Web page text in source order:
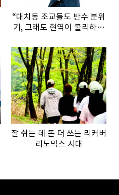
“대치동 조교들도 반수 분위
기, 그래도 현역이 불리하지
잘 쉬는 데 돈 더 쓰는 리커버
리노믹스 시대